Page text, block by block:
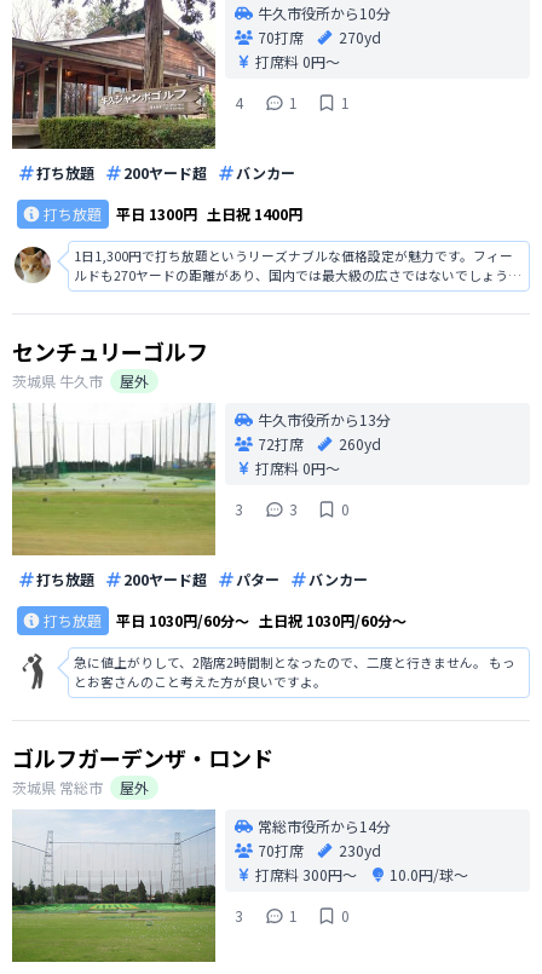
牛久市役所から10分
70打席
270yd
打席料0円〜
4
1 1
打ち放題 200ヤード超
バンカー
打ち放題
平日 1300円 土日祝 1400円
1日1,300円で打ち放題というリーズナブルな価格設定が魅力です。フィー
ルドも270ヤードの距離があり、国内では最大級の広さではないでしょう
か。クラブハウスがログハウスのようでちょっとした旅行気分が味わえる
のも良いです。
センチュリーゴルフ
茨城県 牛久市
屋外
牛久市役所から13分
72打席
260yd
打席料0円〜
3
3 0
打ち放題 200ヤード超 パター
バンカー
打ち放題
平日 1030円/60分〜 土日祝 1030円/60分〜
急に値上がりして、2階席2時間制となったので、二度と行きません。 もっ
とお客さんのこと考えた方が良いですよ。
ゴルフガーデンザ・ロンド
茨城県 常総市
屋外
常総市役所から14分
70打席
230yd
打席料300円〜
10.0円/球〜
3
1 0